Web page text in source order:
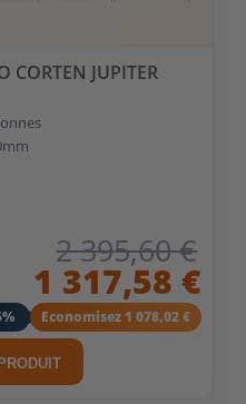
CORTEN JUPITER
2 395,60 €
1 317,58 €
Economisez 1 078,02 €